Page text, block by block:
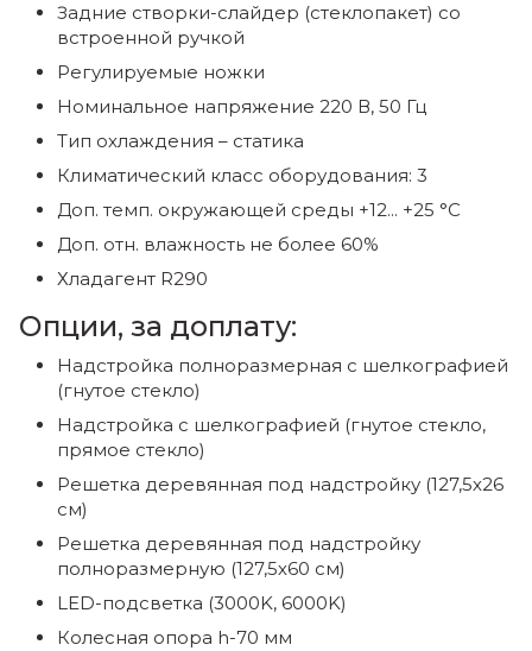
Задние створки-слайдер (стеклопакет) со
встроенной ручкой
Регулируемые ножки
Номинальное напряжение 220 В, 50 Гц
Тип охлаждения – статика
Климатический класс оборудования: 3
Доп. темп. окружающей среды +12... +25 °C
Доп. отн. влажность не более 60%
Хладагент R290
Опции, за доплату:
Надстройка полноразмерная с шелкографией
(гнутое стекло)
Надстройка с шелкографией (гнутое стекло,
прямое стекло)
Решетка деревянная под надстройку (127,5х26
см)
Решетка деревянная под надстройку
полноразмерную (127,5х60 см)
LED-подсветка (3000K, 6000K)
Колесная опора h-70 мм